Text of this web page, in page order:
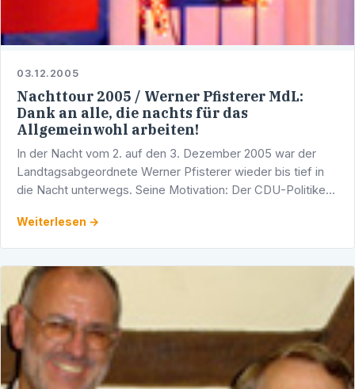
03.12.2005
Nachttour 2005 / Werner Pfisterer MdL:
Dank an alle, die nachts für das
Allgemeinwohl arbeiten!
In der Nacht vom 2. auf den 3. Dezember 2005 war der
Landtagsabgeordnete Werner Pfisterer wieder bis tief in
die Nacht unterwegs. Seine Motivation: Der CDU-Politiker
Weiterlesen →